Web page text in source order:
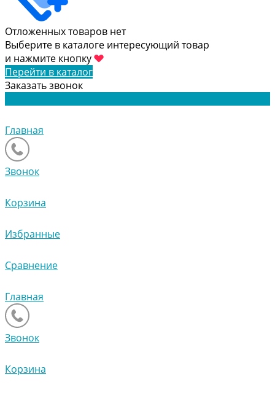
Отложенных товаров нет
Выберите в каталоге интересующий товар
и нажмите кнопку
Перейти в каталог
Заказать звонок
Главная
Звонок
Корзина
Избранные
Сравнение
Главная
Звонок
Корзина